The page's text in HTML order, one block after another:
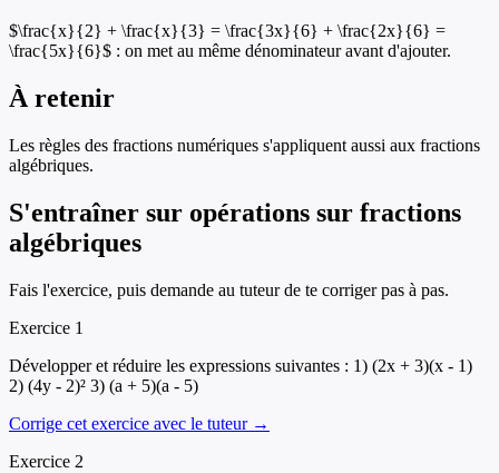
$\frac{x}{2} + \frac{x}{3} = \frac{3x}{6} + \frac{2x}{6} =
\frac{5x}{6}$ : on met au même dénominateur avant d'ajouter.
À retenir
Les règles des fractions numériques s'appliquent aussi aux fractions
algébriques.
S'entraîner sur opérations sur fractions
algébriques
Fais l'exercice, puis demande au tuteur de te corriger pas à pas.
Exercice 1
Développer et réduire les expressions suivantes : 1) (2x + 3)(x - 1)
2) (4y - 2)² 3) (a + 5)(a - 5)
Corrige cet exercice avec le tuteur →
Exercice 2